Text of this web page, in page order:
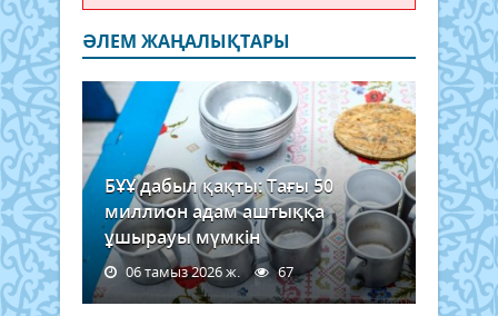
ӘЛЕМ ЖАҢАЛЫҚТАРЫ
БҰҰ дабыл қақты: Тағы 50
миллион адам аштыққа
ұшырауы мүмкін
06 тамыз 2026 ж. 67